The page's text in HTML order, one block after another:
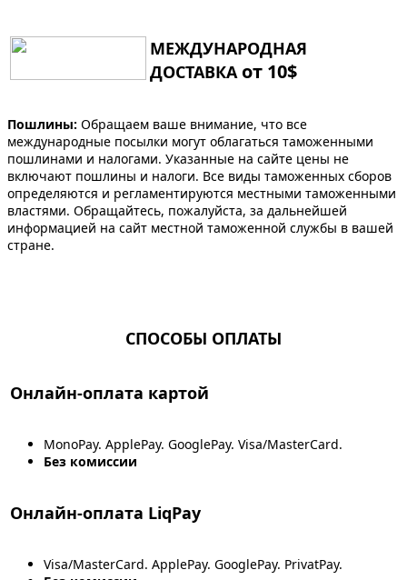
МЕЖДУНАРОДНАЯ
ДОСТАВКА от 10$
Пошлины: Обращаем ваше внимание, что все
международные посылки могут облагаться таможенными
пошлинами и налогами. Указанные на сайте цены не
включают пошлины и налоги. Все виды таможенных сборов
определяются и регламентируются местными таможенными
властями. Обращайтесь, пожалуйста, за дальнейшей
информацией на сайт местной таможенной службы в вашей
стране.
СПОСОБЫ ОПЛАТЫ
Онлайн-оплата картой
MonoPay. ApplePay. GooglePay. Visa/MasterCard.
Без комиссии
Онлайн-оплата LiqPay
Visa/MasterCard. ApplePay. GooglePay. PrivatPay.